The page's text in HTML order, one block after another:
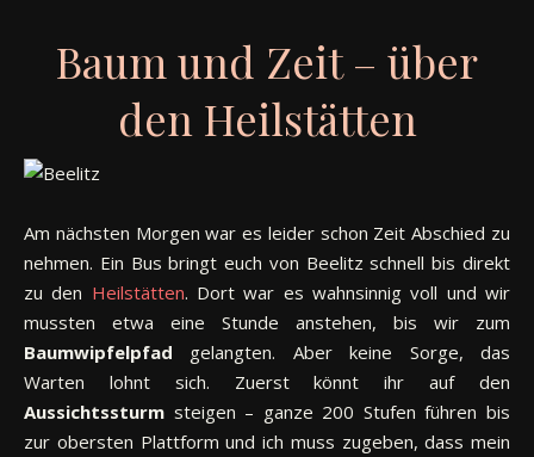
Baum und Zeit – über
den Heilstätten
Am nächsten Morgen war es leider schon Zeit Abschied zu
nehmen. Ein Bus bringt euch von Beelitz schnell bis direkt
zu den Heilstätten. Dort war es wahnsinnig voll und wir
mussten etwa eine Stunde anstehen, bis wir zum
Baumwipfelpfad gelangten. Aber keine Sorge, das
Warten lohnt sich. Zuerst könnt ihr auf den
Aussichtssturm steigen – ganze 200 Stufen führen bis
zur obersten Plattform und ich muss zugeben, dass mein